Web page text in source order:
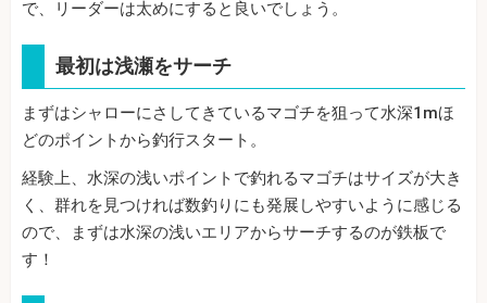
で、リーダーは太めにすると良いでしょう。
最初は浅瀬をサーチ
まずはシャローにさしてきているマゴチを狙って水深1mほ
どのポイントから釣行スタート。
経験上、水深の浅いポイントで釣れるマゴチはサイズが大き
く、群れを見つければ数釣りにも発展しやすいように感じる
ので、まずは水深の浅いエリアからサーチするのが鉄板で
す！